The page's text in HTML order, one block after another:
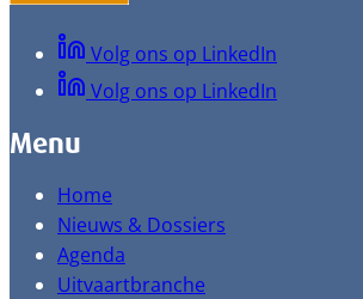
Volg ons op LinkedIn
Volg ons op LinkedIn
Menu
Home
Nieuws & Dossiers
Agenda
Uitvaartbranche